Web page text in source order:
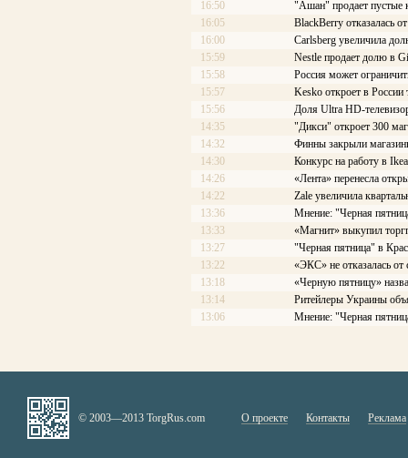
16:50
"Ашан" продает пустые
16:05
BlackBerry отказалась
16:00
Carlsberg увеличила
15:59
Nestle продает долю в
15:58
Россия может
15:57
Kesko откроет в России
15:56
Доля Ultra HD-
14:35
"Дикси" откроет 300
14:32
Финны закрыли
14:30
Конкурс на работу в
14:26
«Лента» перенесла
14:22
Zale увеличила
13:36
Мнение: "Черная
13:33
«Магнит» выкупил
13:27
"Черная пятница" в
13:22
«ЭКС» не отказалась от
13:18
«Черную пятницу»
13:14
Ритейлеры Украины
13:06
Мнение: "Черная
© 2003—2013 TorgRus.com О проекте Контакты Реклама